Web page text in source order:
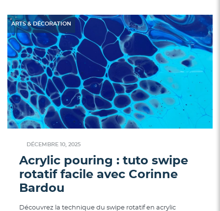
DÉCEMBRE 10, 2025
ARTS & DÉCORATION
Acrylic pouring : tuto swipe
rotatif facile avec Corinne
Bardou
Découvrez la technique du swipe rotatif en acrylic